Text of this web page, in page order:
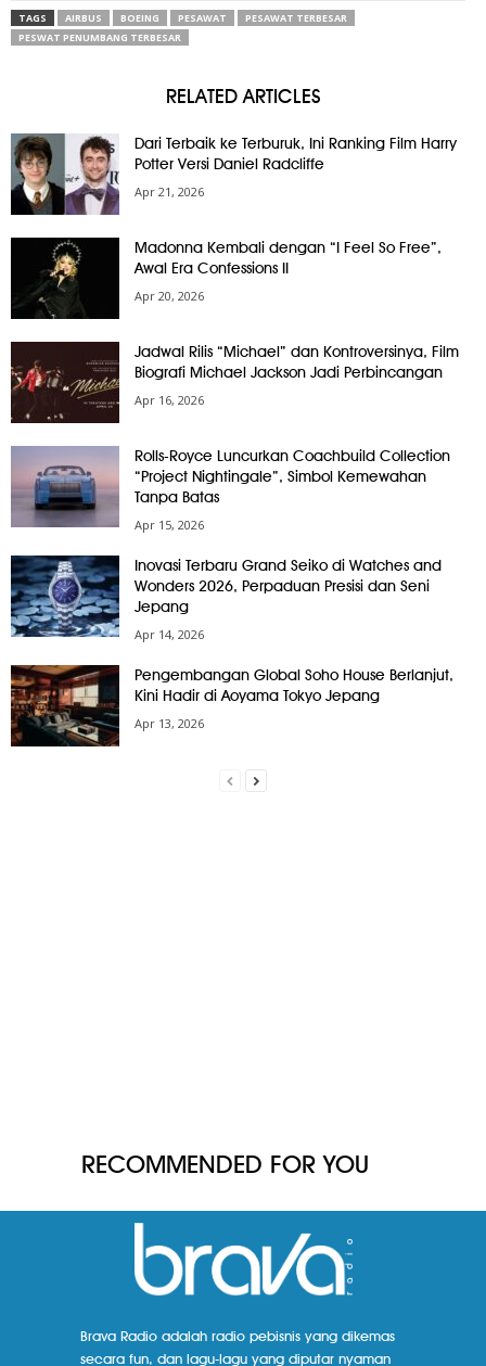
TAGS AIRBUS BOEING PESAWAT
PESAWAT TERBESAR
PESWAT PENUMBANG TERBESAR
RELATED ARTICLES
Dari Terbaik ke Terburuk, Ini Ranking Film Harry
Potter Versi Daniel Radcliffe
Apr 21, 2026
Madonna Kembali dengan “I Feel So Free”,
Awal Era Confessions II
Apr 20, 2026
Jadwal Rilis “Michael” dan Kontroversinya, Film
Biografi Michael Jackson Jadi Perbincangan
Apr 16, 2026
Rolls-Royce Luncurkan Coachbuild Collection
“Project Nightingale”, Simbol Kemewahan
Tanpa Batas
Apr 15, 2026
Inovasi Terbaru Grand Seiko di Watches and
Wonders 2026, Perpaduan Presisi dan Seni
Jepang
Apr 14, 2026
Pengembangan Global Soho House Berlanjut,
Kini Hadir di Aoyama Tokyo Jepang
Apr 13, 2026
RECOMMENDED FOR YOU
Brava Radio adalah radio pebisnis yang dikemas
secara fun, dan lagu-lagu yang diputar nyaman